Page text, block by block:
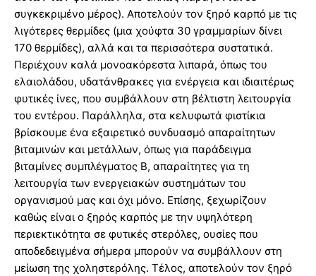
συγκεκριμένο μέρος). Αποτελούν τον ξηρό καρπό με τις
λιγότερες θερμίδες (μια χούφτα 30 γραμμαρίων δίνει
170 θερμίδες), αλλά και τα περισσότερα συστατικά.
Περιέχουν καλά μονοακόρεστα λιπαρά, όπως του
ελαιολάδου, υδατάνθρακες για ενέργεια και ιδιαιτέρως
φυτικές ίνες, που συμβάλλουν στη βέλτιστη λειτουργία
του εντέρου. Παράλληλα, στα κελυφωτά φιστίκια
βρίσκουμε ένα εξαιρετικό συνδυασμό απαραίτητων
βιταμινών και μετάλλων, όπως για παράδειγμα
βιταμίνες συμπλέγματος Β, απαραίτητες για τη
λειτουργία των ενεργειακών συστημάτων του
οργανισμού μας και όχι μόνο. Επίσης, ξεχωρίζουν
καθώς είναι ο ξηρός καρπός με την υψηλότερη
περιεκτικότητα σε φυτικές στερόλες, ουσίες που
αποδεδειγμένα σήμερα μπορούν να συμβάλλουν στη
μείωση της χοληστερόλης. Τέλος, αποτελούν τον ξηρό